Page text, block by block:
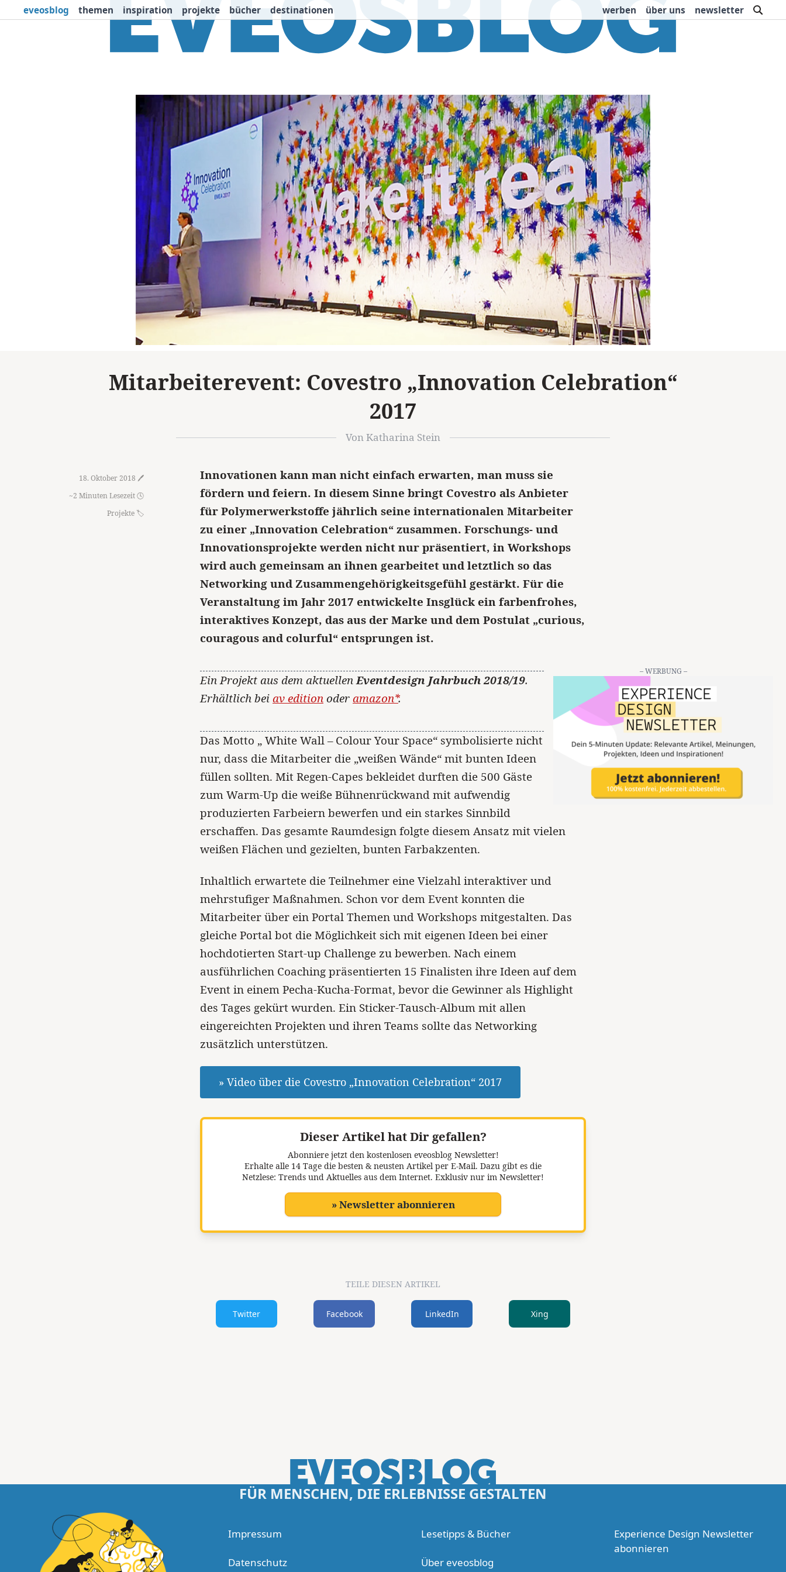
eveosblog themen inspiration projekte bücher destinationen werben über uns newsletter
Projekte Inspiration Destinationen Über uns Werbung
Buchtipps
Mitarbeiterevent: Covestro „Innovation Celebration“
2017
Von Katharina Stein
18. Oktober 2018 🖊️
~2 Minuten Lesezeit 🕓
Projekte
Innovationen kann man nicht einfach erwarten, man muss sie
fördern und feiern. In diesem Sinne bringt Covestro als Anbieter
für Polymerwerkstoffe jährlich seine internationalen Mitarbeiter
zu einer „Innovation Celebration“ zusammen. Forschungs- und
Innovationsprojekte werden nicht nur präsentiert, in Workshops
wird auch gemeinsam an ihnen gearbeitet und letztlich so das
Networking und Zusammengehörigkeitsgefühl gestärkt. Für die
Veranstaltung im Jahr 2017 entwickelte Insglück ein farbenfrohes,
interaktives Konzept, das aus der Marke und dem Postulat „curious,
couragous and colurful“ entsprungen ist.
– WERBUNG –
Ein Projekt aus dem aktuellenEventdesign Jahrbuch 2018/19.
Erhältlich beiav editionoderamazon*.
Das Motto „ White Wall – Colour Your Space“ symbolisierte nicht
nur, dass die Mitarbeiter die „weißen Wände“ mit bunten Ideen
füllen sollten. Mit Regen-Capes bekleidet durften die 500 Gäste
zum Warm-Up die weiße Bühnenrückwand mit aufwendig
produzierten Farbeiern bewerfen und ein starkes Sinnbild
erschaffen. Das gesamte Raumdesign folgte diesem Ansatz mit vielen
weißen Flächen und gezielten, bunten Farbakzenten.
Inhaltlich erwartete die Teilnehmer eine Vielzahl interaktiver und
mehrstufiger Maßnahmen. Schon vor dem Event konnten die
Mitarbeiter über ein Portal Themen und Workshops mitgestalten. Das
gleiche Portal bot die Möglichkeit sich mit eigenen Ideen bei einer
hochdotierten Start-up Challenge zu bewerben. Nach einem
ausführlichen Coaching präsentierten 15 Finalisten ihre Ideen auf dem
Event in einem Pecha-Kucha-Format, bevor die Gewinner als Highlight
des Tages gekürt wurden. Ein Sticker-Tausch-Album mit allen
eingereichten Projekten und ihren Teams sollte das Networking
zusätzlich unterstützen.
» Video über die Covestro „Innovation Celebration“ 2017
Dieser Artikel hat Dir gefallen?
Abonniere jetzt den kostenlosen eveosblog Newsletter!
Erhalte alle 14 Tage die besten & neusten Artikel per E-Mail. Dazu gibt es die
Netzlese: Trends und Aktuelles aus dem Internet. Exklusiv nur im Newsletter!
» Newsletter abonnieren
TEILE DIESEN ARTIKEL
Twitter Facebook LinkedIn Xing
FÜR MENSCHEN, DIE ERLEBNISSE GESTALTEN
Impressum
Datenschutz
Lesetipps & Bücher
Über eveosblog
Experience Design Newsletter
abonnieren